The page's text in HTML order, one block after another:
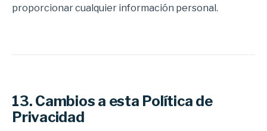
proporcionar cualquier información personal.
13. Cambios a esta Política de
Privacidad